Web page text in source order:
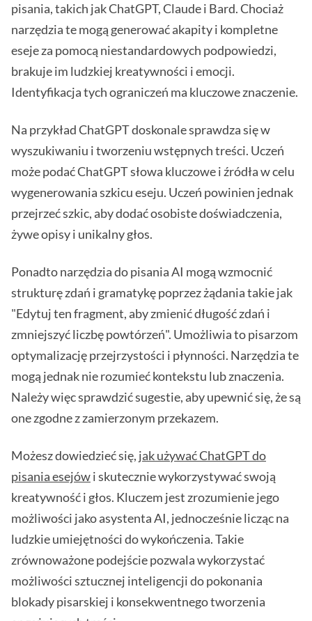
pisania, takich jak ChatGPT, Claude i Bard. Chociaż
narzędzia te mogą generować akapity i kompletne
eseje za pomocą niestandardowych podpowiedzi,
brakuje im ludzkiej kreatywności i emocji.
Identyfikacja tych ograniczeń ma kluczowe znaczenie.
Na przykład ChatGPT doskonale sprawdza się w
wyszukiwaniu i tworzeniu wstępnych treści. Uczeń
może podać ChatGPT słowa kluczowe i źródła w celu
wygenerowania szkicu eseju. Uczeń powinien jednak
przejrzeć szkic, aby dodać osobiste doświadczenia,
żywe opisy i unikalny głos.
Ponadto narzędzia do pisania AI mogą wzmocnić
strukturę zdań i gramatykę poprzez żądania takie jak
"Edytuj ten fragment, aby zmienić długość zdań i
zmniejszyć liczbę powtórzeń". Umożliwia to pisarzom
optymalizację przejrzystości i płynności. Narzędzia te
mogą jednak nie rozumieć kontekstu lub znaczenia.
Należy więc sprawdzić sugestie, aby upewnić się, że są
one zgodne z zamierzonym przekazem.
Możesz dowiedzieć się, jak używać ChatGPT do
pisania esejówi skutecznie wykorzystywać swoją
kreatywność i głos. Kluczem jest zrozumienie jego
możliwości jako asystenta AI, jednocześnie licząc na
ludzkie umiejętności do wykończenia. Takie
zrównoważone podejście pozwala wykorzystać
możliwości sztucznej inteligencji do pokonania
blokady pisarskiej i konsekwentnego tworzenia